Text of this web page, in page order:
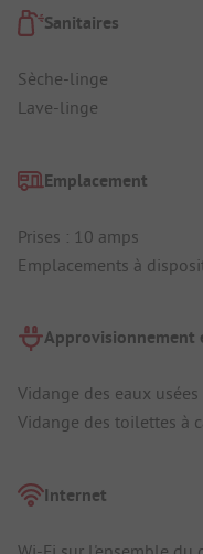
Sanitaires
Sèche-linge
Lave-linge
Emplacement
Prises : 10 amps
Emplacements à
Approvisionnement
Vidange des eaux usées
Vidange des toilettes à
Internet